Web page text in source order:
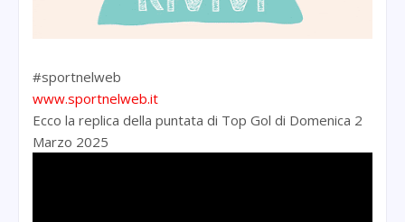
#sportnelweb
www.sportnelweb.it
Ecco la replica della puntata di Top Gol di Domenica 2
Marzo 2025